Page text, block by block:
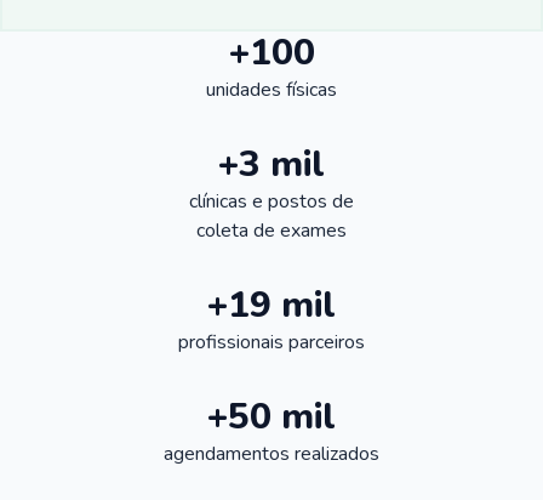
+100
unidades físicas
+3 mil
clínicas e postos de
coleta de exames
+19 mil
profissionais parceiros
+50 mil
agendamentos realizados